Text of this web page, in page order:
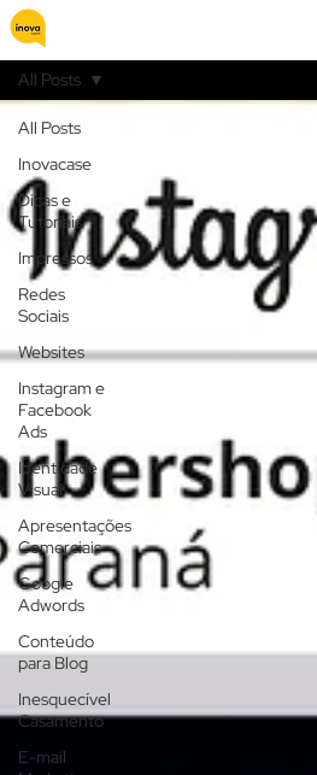
All Posts
Inovacase
Dicas e
Tutoriais
Impressos
Redes
Sociais
Websites
Instagram e
Facebook
Ads
Identidade
Visual
Apresentações
Comerciais
Google
Adwords
Conteúdo
para Blog
Inesquecível
Casamento
E-mail
All Posts